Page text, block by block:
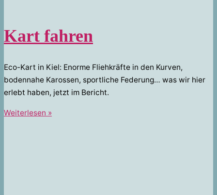
Kart fahren
Eco-Kart in Kiel: Enorme Fliehkräfte in den Kurven,
bodennahe Karossen, sportliche Federung… was wir hier
erlebt haben, jetzt im Bericht.
Kart
Weiterlesen »